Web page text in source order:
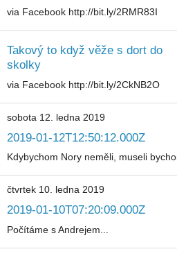
via Facebook http://bit.ly/2RMR83I
Takový to když věže s dort do
skolky
via Facebook http://bit.ly/2CkNB2O
sobota 12. ledna 2019
2019-01-12T12:50:12.000Z
Kdybychom Nory neměli, museli
čtvrtek 10. ledna 2019
2019-01-10T07:20:09.000Z
Počítáme s Andrejem...